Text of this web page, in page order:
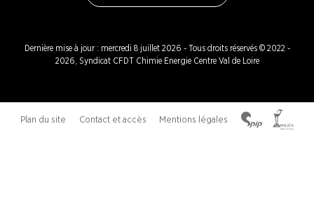
Dernière mise à jour : mercredi 8 juillet 2026 - Tous droits réservés © 2022 -
2026, Syndicat CFDT Chimie Energie Centre Val de Loire
Plan du site Contact et accès Mentions légales